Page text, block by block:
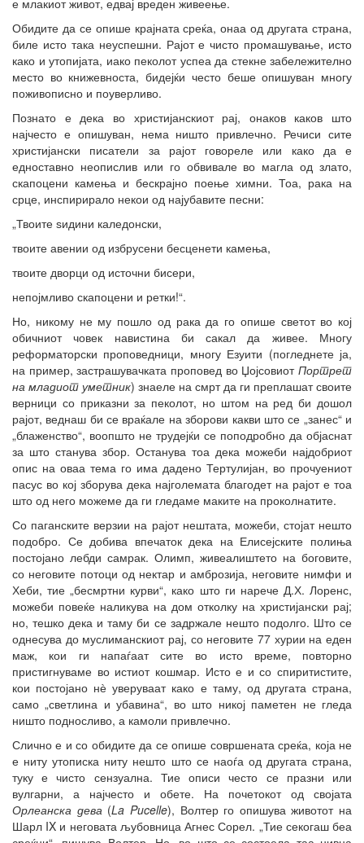
Обидите да се опише крајната среќа, онаа од другата страна,
биле исто така неуспешни. Рајот е чисто промашување, исто
како и утопијата, иако пеколот успеа да стекне забележително
место во книжевноста, бидејќи често беше опишуван многу
поживописно и поуверливо.
Познато е дека во христијанскиот рај, онаков каков што
најчесто е опишуван, нема ништо привлечно. Речиси сите
христијански писатели за рајот говореле или како да е
едноставно неопислив или го обвивале во магла од злато,
скапоцени камења и бескрајно поење химни. Тоа, рака на
срце, инспирирало некои од најубавите песни:
„Твоите ѕидини каледонски,
твоите авении од избрусени бесценети камења,
твоите дворци од источни бисери,
непојмливо скапоцени и ретки!“.
Но, никому не му пошло од рака да го опише светот во кој
обичниот човек навистина би сакал да живее. Многу
реформаторски проповедници, многу Езуити (погледнете ја,
на пример, застрашувачката проповед во Џојсовиот Портрет
на младиот уметник) знаеле на смрт да ги преплашат своите
верници со приказни за пеколот, но штом на ред би дошол
рајот, веднаш би се враќале на зборови какви што се „занес“ и
„блаженство“, воопшто не трудејќи се поподробно да објаснат
за што станува збор. Останува тоа дека можеби најдобриот
опис на оваа тема го има дадено Тертулијан, во прочуениот
пасус во кој зборува дека најголемата благодет на рајот е тоа
што од него можеме да ги гледаме маките на проколнатите.
Со паганските верзии на рајот нештата, можеби, стојат нешто
подобро. Се добива впечаток дека на Елисејските полиња
постојано лебди самрак. Олимп, живеалиштето на боговите,
со неговите потоци од нектар и амброзија, неговите нимфи и
Хеби, тие „бесмртни курви“, како што ги нарече Д.Х. Лоренс,
можеби повеќе наликува на дом отколку на христијански рај;
но, тешко дека и таму би се задржале нешто подолго. Што се
однесува до муслиманскиот рај, со неговите 77 хурии на еден
маж, кои ги напаѓаат сите во исто време, повторно
пристигнуваме во истиот кошмар. Исто е и со спиритистите,
кои постојано нѐ уверуваат како е таму, од другата страна,
само „светлина и убавина“, во што никој паметен не гледа
ништо подносливо, а камоли привлечно.
Слично е и со обидите да се опише совршената среќа, која не
е ниту утописка ниту нешто што се наоѓа од другата страна,
туку е чисто сензуална. Тие описи често се празни или
вулгарни, а најчесто и обете. На почетокот од својата
Орлеанска дева (La Pucelle), Волтер го опишува животот на
Шарл IX и неговата љубовница Агнес Сорел. „Тие секогаш беа